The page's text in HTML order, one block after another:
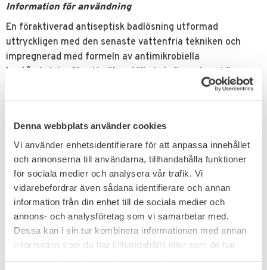
Denna webbplats använder cookies
Vi använder enhetsidentifierare för att anpassa innehållet
och annonserna till användarna, tillhandahålla funktioner
för sociala medier och analysera vår trafik. Vi
vidarebefordrar även sådana identifierare och annan
information från din enhet till de sociala medier och
annons- och analysföretag som vi samarbetar med.
Dessa kan i sin tur kombinera informationen med annan
information som du har tillhandahållit eller som de har
Information för användning
En föraktiverad antiseptisk badlösning utformad
uttryckligen med den senaste vattenfria tekniken och
impregnerad med formeln av antimikrobiella
beståndsdelar för att säkerställa bekväm och smidig